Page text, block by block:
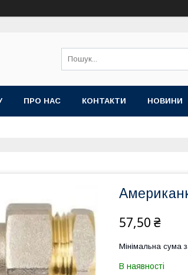
ПРО НАС КОНТАКТИ НОВИНИ
57,50 ₴
Мінімальна сума
В наявності